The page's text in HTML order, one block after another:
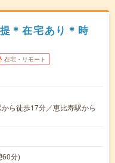
＊在宅あり＊時
在宅・リモート
ら徒歩17分／恵比寿駅から
60分)